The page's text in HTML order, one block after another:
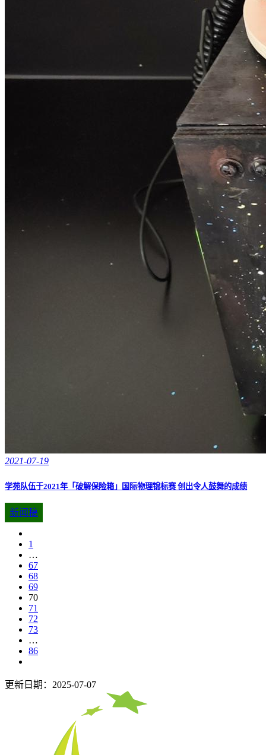
2021-07-19
学苑队伍于2021年「破解保险箱」国际物理锦标赛 创出令人鼓舞的成绩
新闻稿
1
…
67
68
69
70
71
72
73
…
86
更新日期：2025-07-07